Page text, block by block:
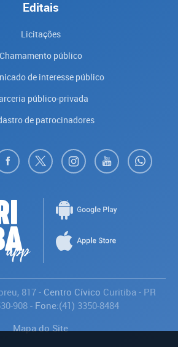
Editais
Licitações
Chamamento público
de interesse público
público-privada
de patrocinadores
817- Centro Cívico Curitiba - PR
908- Fone:(41) 3350-8484
Mapa do Site